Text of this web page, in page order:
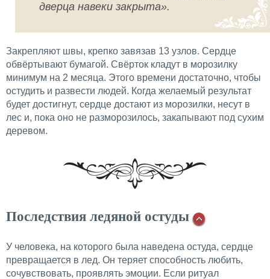
дверца навеки закрыта».
Закрепляют швы, крепко завязав 13 узлов. Сердце
обвёртывают бумагой. Свёрток кладут в морозилку
минимум на 2 месяца. Этого времени достаточно, чтобы
остудить и развести людей. Когда желаемый результат
будет достигнут, сердце достают из морозилки, несут в
лес и, пока оно не разморозилось, закапывают под сухим
деревом.
Последствия ледяной остуды
У человека, на которого была наведена остуда, сердце
превращается в лед. Он теряет способность любить,
сочувствовать, проявлять эмоции. Если ритуал